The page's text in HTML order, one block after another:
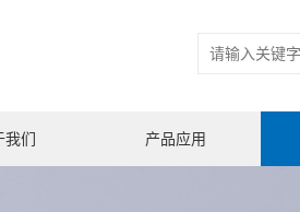
我们 产品应用